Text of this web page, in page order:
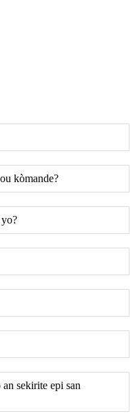
kòmande?
sekirite epi san